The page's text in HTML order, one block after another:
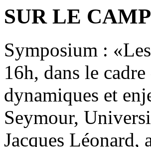
SUR LE
Symposium :
16h, dans le
dynamiques et
Seymour,
Jacques Léonard,